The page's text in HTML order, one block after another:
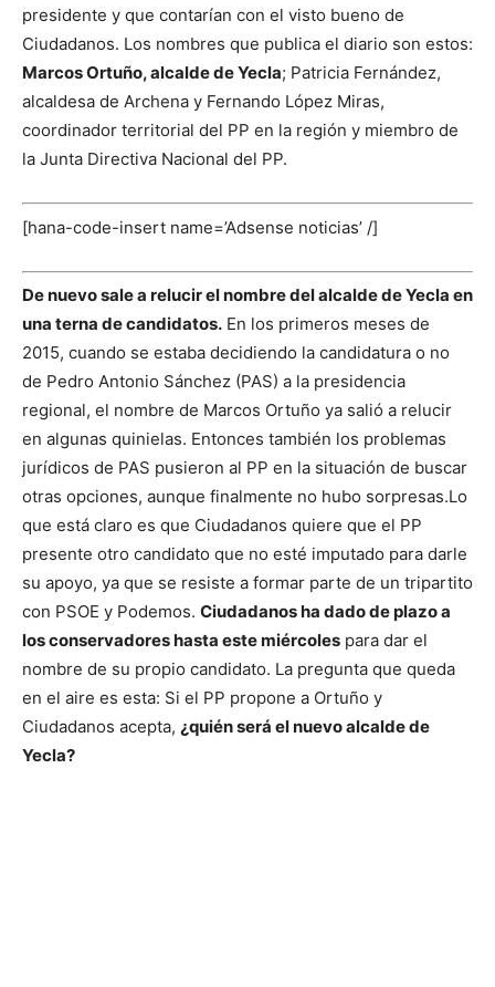
presidente y que contarían con el visto bueno de
Ciudadanos. Los nombres que publica el diario son estos:
Marcos Ortuño, alcalde de Yecla; Patricia Fernández,
alcaldesa de Archena y Fernando López Miras,
coordinador territorial del PP en la región y miembro de
la Junta Directiva Nacional del PP.
[hana-code-insert name=’Adsense noticias’ /]
De nuevo sale a relucir el nombre del alcalde de Yecla en
una terna de candidatos. En los primeros meses de
2015, cuando se estaba decidiendo la candidatura o no
de Pedro Antonio Sánchez (PAS) a la presidencia
regional, el nombre de Marcos Ortuño ya salió a relucir
en algunas quinielas. Entonces también los problemas
jurídicos de PAS pusieron al PP en la situación de buscar
otras opciones, aunque finalmente no hubo sorpresas.Lo
que está claro es que Ciudadanos quiere que el PP
presente otro candidato que no esté imputado para darle
su apoyo, ya que se resiste a formar parte de un tripartito
con PSOE y Podemos. Ciudadanos ha dado de plazo a
los conservadores hasta este miércoles para dar el
nombre de su propio candidato. La pregunta que queda
en el aire es esta: Si el PP propone a Ortuño y
Ciudadanos acepta, ¿quién será el nuevo alcalde de
Yecla?